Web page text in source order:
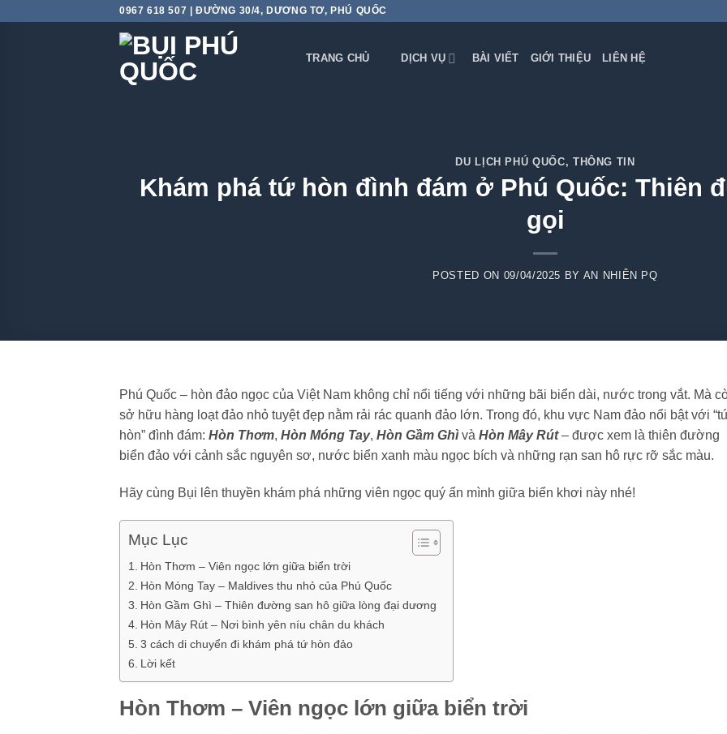
0967 618 507 | ĐƯỜNG 30/4, DƯƠNG TƠ, PHÚ QUỐC
TRANG CHỦ DỊCH VỤ BÀI VIẾT GIỚI THIỆU LIÊN HỆ
DU LỊCH PHÚ QUỐC, THÔNG TIN
Khám phá tứ hòn đình đám ở Phú Quốc: Thiên
gọi
POSTED ON 09/04/2025 BY AN NHIÊN PQ
Phú Quốc – hòn đảo ngọc của Việt Nam không chỉ nổi tiếng với những bãi biển dài, nước trong vắt. Mà
sở hữu hàng loạt đảo nhỏ tuyệt đẹp nằm rải rác quanh đảo lớn. Trong đó, khu vực Nam đảo nổi bật với
hòn” đình đám: Hòn Thơm, Hòn Móng Tay, Hòn Gầm Ghìvà Hòn Mây Rút– được xem là thiên đường
biển đảo với cảnh sắc nguyên sơ, nước biển xanh màu ngọc bích và những rạn san hô rực rỡ sắc màu.
Hãy cùng Bụi lên thuyền khám phá những viên ngọc quý ẩn mình giữa biển khơi này nhé!
Mục Lục
Hòn Thơm – Viên ngọc lớn giữa biển trời
Hòn Móng Tay – Maldives thu nhỏ của Phú Quốc
Hòn Gầm Ghì – Thiên đường san hô giữa lòng đại dương
Hòn Mây Rút – Nơi bình yên níu chân du khách
3 cách di chuyển đi khám phá tứ hòn đảo
Lời kết
Hòn Thơm – Viên ngọc lớn giữa biển trời